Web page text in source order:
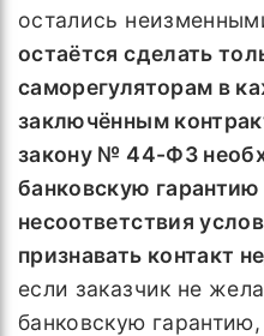
остались
остаётся сделать
саморегуляторам в
заключённым
закону № 44-ФЗ
банковскую гарантию
несоответствия
признавать контакт
если заказчик не
банковскую